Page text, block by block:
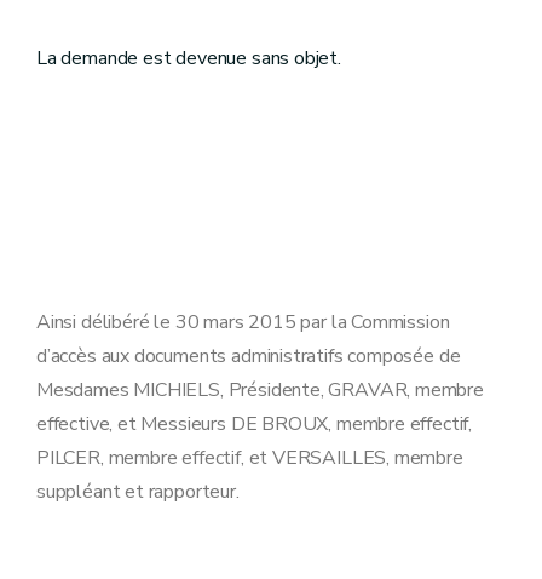
La demande est devenue sans objet.
Ainsi délibéré le 30 mars 2015 par la Commission
d’accès aux documents administratifs composée de
Mesdames MICHIELS, Présidente, GRAVAR, membre
effective, et Messieurs DE BROUX, membre effectif,
PILCER, membre effectif, et VERSAILLES, membre
suppléant et rapporteur.